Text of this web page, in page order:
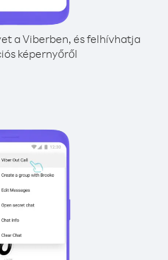
a Viberben, és felhívhatja
képernyőről